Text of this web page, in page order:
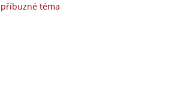
téma